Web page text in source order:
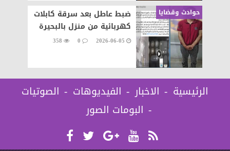
حوادث وقضايا
ضبط عاطل بعد سرقة كابلات
كهربائية من منزل بالبحيرة
2026-06-05
0
358
الرئيسية الاخبار الفيديوهات
الصوتيات
البومات الصور